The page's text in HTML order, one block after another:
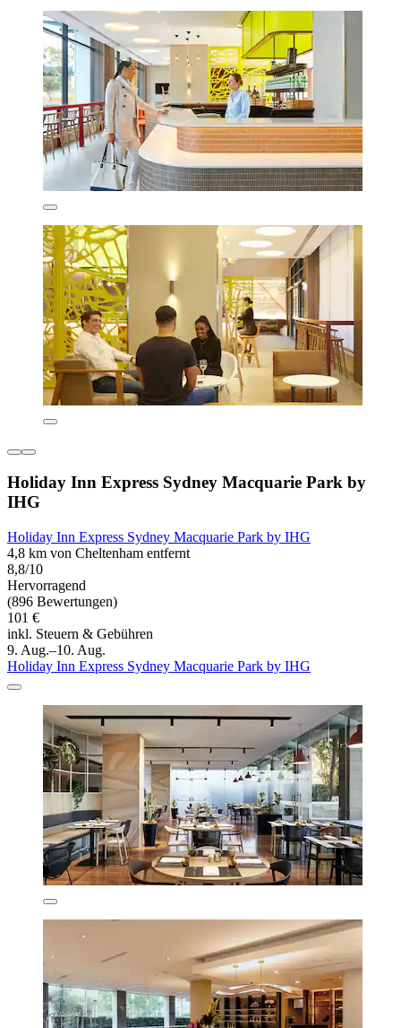
Holiday Inn Express Sydney Macquarie Park by
IHG
Holiday Inn Express Sydney Macquarie Park by IHG
4,8 km von Cheltenham entfernt
8,8/10
Hervorragend
(896 Bewertungen)
101 €
inkl. Steuern & Gebühren
9. Aug.–10. Aug.
Holiday Inn Express Sydney Macquarie Park by IHG